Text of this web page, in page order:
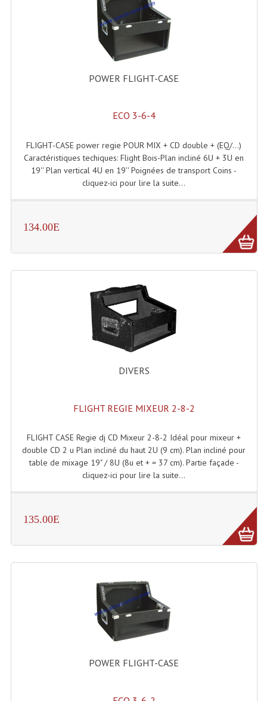
Haut Parleurs Sono
Filtres Passifs
Haut-Parleurs Amplis Guitare
Moteurs Pavillons Pour Enceinte
Platines Disque Vinyles
Lecteurs Cd À Plats
Lecteurs Double Cd MP3
Minidisc
Digital Package Et Logiciel
Enregistreur Numérique
Platines Dvd Pour Dj
Microphones Scène Et Studio
Microphones Filaires
Micros De Studio
Multi-Effets, Reverbes Etc...
Peripheriques Traitements Et Accessoires
Portes Voix Mégaphones
Pupitre Pour Discours
POWER FLIGHT-CASE
ECO 3-6-4
FLIGHT-CASE power regie POUR MIX + CD double + (EQ/...)
Caractéristiques techiques: Flight Bois-Plan incliné 6U + 3U en
19'' Plan vertical 4U en 19'' Poignées de transport Coins -
cliquez-ici pour lire la suite...
134.00E
DIVERS
FLIGHT REGIE MIXEUR 2-8-2
FLIGHT CASE Regie dj CD Mixeur 2-8-2 Idéal pour mixeur +
double CD 2 u Plan incliné du haut 2U (9 cm). Plan incliné pour
table de mixage 19" / 8U (8u et + = 37 cm). Partie façade -
cliquez-ici pour lire la suite...
135.00E
POWER FLIGHT-CASE